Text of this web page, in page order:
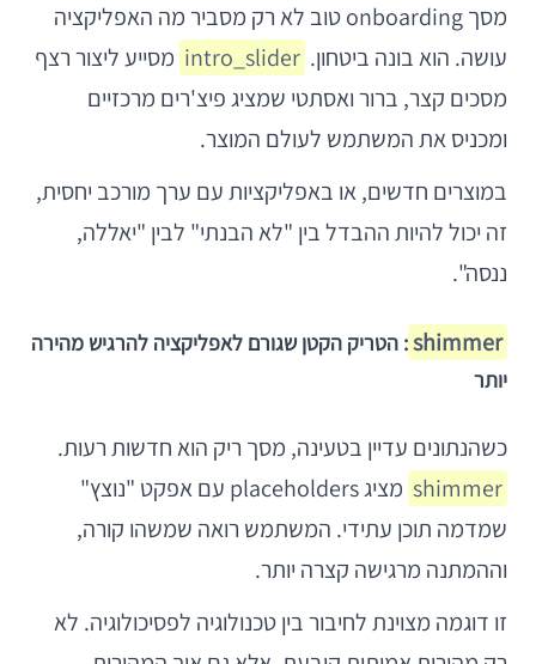
מסך onboarding טוב לא רק מסביר מה האפליקציה
עושה. הוא בונה ביטחון. intro_slider מסייע ליצור רצף
מסכים קצר, ברור ואסתטי שמציג פיצ'רים מרכזיים
ומכניס את המשתמש לעולם המוצר.
במוצרים חדשים, או באפליקציות עם ערך מורכב יחסית,
זה יכול להיות ההבדל בין "לא הבנתי" לבין "יאללה,
ננסה".
shimmer: הטריק הקטן שגורם לאפליקציה להרגיש מהירה
יותר
כשהנתונים עדיין בטעינה, מסך ריק הוא חדשות רעות.
shimmer
מציג placeholders עם אפקט "נוצץ"
שמדמה תוכן עתידי. המשתמש רואה שמשהו קורה,
וההמתנה מרגישה קצרה יותר.
זו דוגמה מצוינת לחיבור בין טכנולוגיה לפסיכולוגיה. לא